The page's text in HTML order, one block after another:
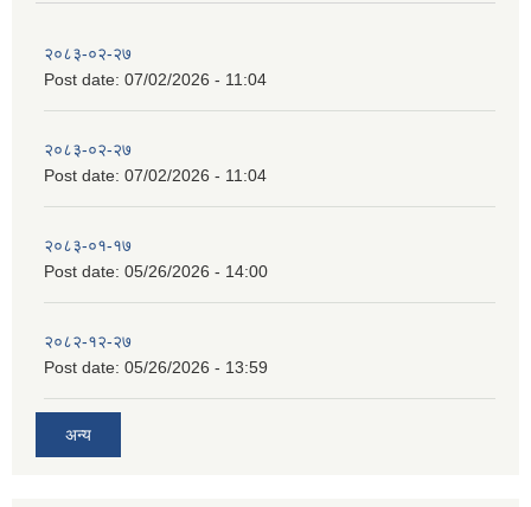
२०८३-०२-२७
Post date: 07/02/2026 - 11:04
२०८३-०२-२७
Post date: 07/02/2026 - 11:04
२०८३-०१-१७
Post date: 05/26/2026 - 14:00
२०८२-१२-२७
Post date: 05/26/2026 - 13:59
अन्य